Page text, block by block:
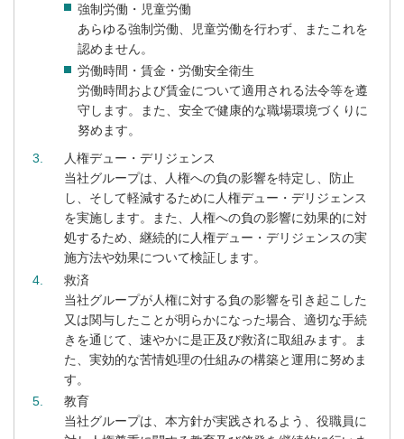
強制労働・児童労働
あらゆる強制労働、児童労働を行わず、またこれを
認めません。
労働時間・賃金・労働安全衛生
労働時間および賃金について適用される法令等を遵
守します。また、安全で健康的な職場環境づくりに
努めます。
3
人権デュー・デリジェンス
当社グループは、人権への負の影響を特定し、防止
し、そして軽減するために人権デュー・デリジェンス
を実施します。また、人権への負の影響に効果的に対
処するため、継続的に人権デュー・デリジェンスの実
施方法や効果について検証します。
4
救済
当社グループが人権に対する負の影響を引き起こした
又は関与したことが明らかになった場合、適切な手続
きを通じて、速やかに是正及び救済に取組みます。ま
た、実効的な苦情処理の仕組みの構築と運用に努めま
す。
5
教育
当社グループは、本方針が実践されるよう、役職員に